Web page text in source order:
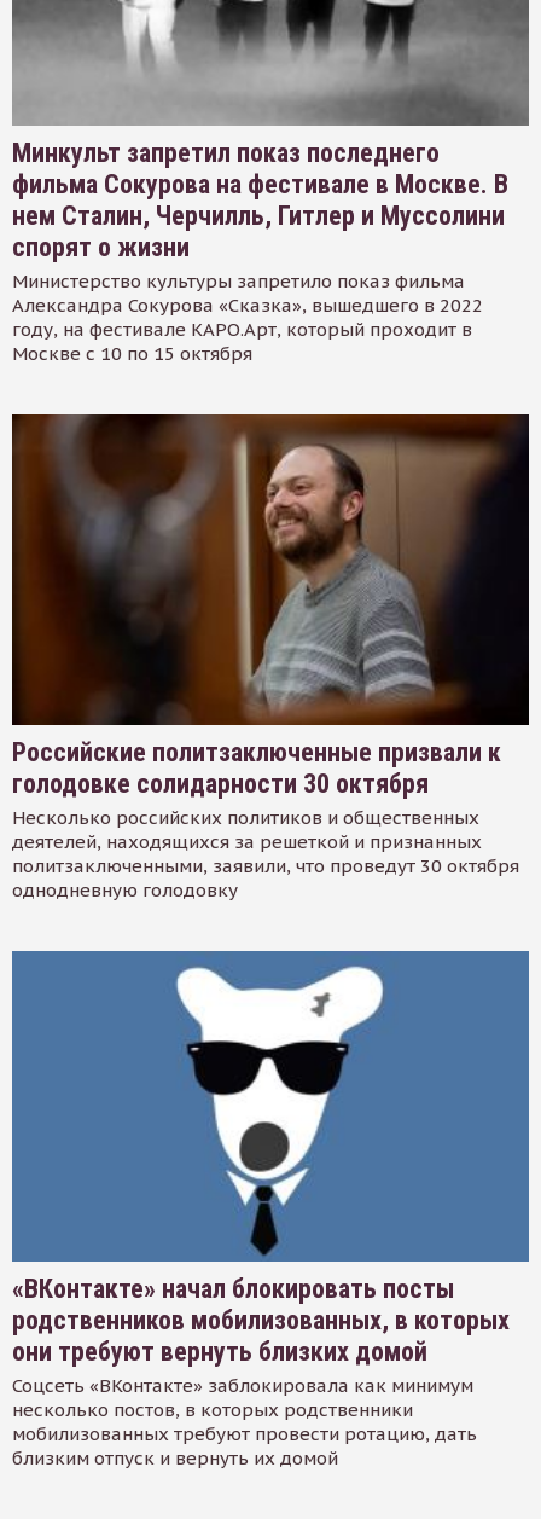
Минкульт запретил показ последнего
фильма Сокурова на фестивале в Москве. В
нем Сталин, Черчилль, Гитлер и Муссолини
спорят о жизни
Министерство культуры запретило показ фильма
Александра Сокурова «Сказка», вышедшего в 2022
году, на фестивале КАРО.Арт, который проходит в
Москве с 10 по 15 октября
Российские политзаключенные призвали к
голодовке солидарности 30 октября
Несколько российских политиков и общественных
деятелей, находящихся за решеткой и признанных
политзаключенными, заявили, что проведут 30 октября
однодневную голодовку
«ВКонтакте» начал блокировать посты
родственников мобилизованных, в которых
они требуют вернуть близких домой
Соцсеть «ВКонтакте» заблокировала как минимум
несколько постов, в которых родственники
мобилизованных требуют провести ротацию, дать
близким отпуск и вернуть их домой